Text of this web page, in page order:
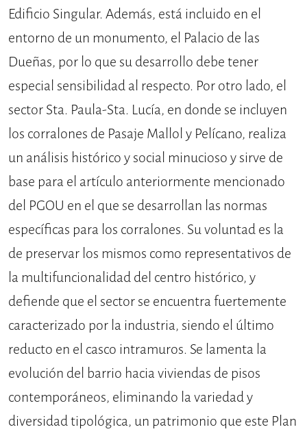
Edificio Singular. Además, está incluido en el
entorno de un monumento, el Palacio de las
Dueñas, por lo que su desarrollo debe tener
especial sensibilidad al respecto. Por otro lado, el
sector Sta. Paula-Sta. Lucía, en donde se incluyen
los corralones de Pasaje Mallol y Pelícano, realiza
un análisis histórico y social minucioso y sirve de
base para el artículo anteriormente mencionado
del PGOU en el que se desarrollan las normas
específicas para los corralones. Su voluntad es la
de preservar los mismos como representativos de
la multifuncionalidad del centro histórico, y
defiende que el sector se encuentra fuertemente
caracterizado por la industria, siendo el último
reducto en el casco intramuros. Se lamenta la
evolución del barrio hacia viviendas de pisos
contemporáneos, eliminando la variedad y
diversidad tipológica, un patrimonio que este Plan